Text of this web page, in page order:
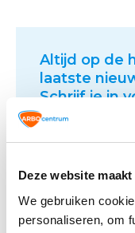
Deze website
We gebruiken
personaliseren, om
Altijd op de
laatste
Schrijf je in